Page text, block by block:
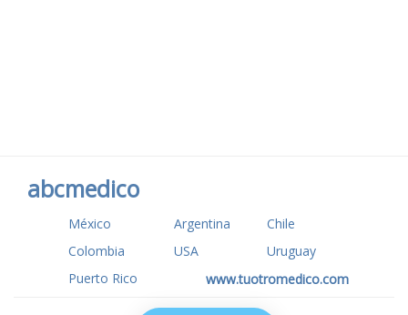
abcmedico
México Argentina
Chile
Colombia
USA
Uruguay
Puerto Rico
www.tuotromedico.com